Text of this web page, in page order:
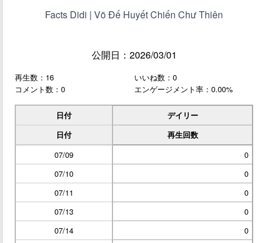
Facts Didi | Võ Đế Huyết Chiến Chư Thiên
公開日：2026/03/01
再生数：16
いいね数：0
コメント数：0
エンゲージメント率：0.00%
日付
デイリー
日付
再生回数
07/09
0
07/10
0
07/11
0
07/13
0
07/14
0